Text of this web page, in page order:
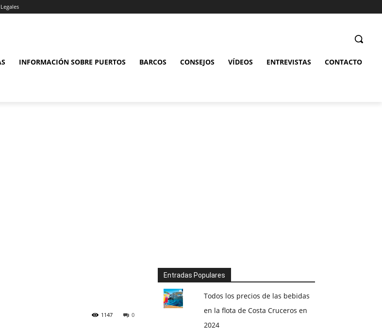
INFORMACIÓN SOBRE PUERTOS BARCOS CONSEJOS VÍDEOS ENTREVISTAS CONTACTO
0
1147
Entradas Populares
Todos los precios de las bebidas
en la flota de Costa Cruceros en
2024